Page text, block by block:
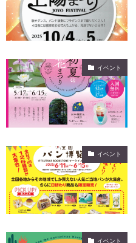
イベント
イベント
イベント